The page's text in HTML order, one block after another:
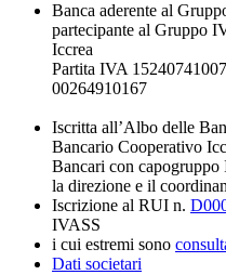
Banca aderente al
partecipante al Gruppo
Iccrea
Partita IVA
00264910167
Iscritta all’Albo delle
Bancario Cooperativo
Bancari con capogruppo
la direzione e il
Iscrizione al RUI n.
IVASS
i cui estremi sono
Dati societari